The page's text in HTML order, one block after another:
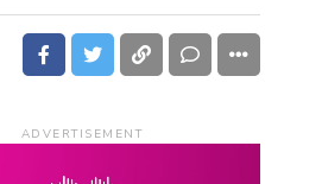
ADVERTISEMENT